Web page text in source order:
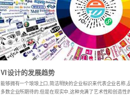
VI设计的发展趋势
能够拥有一个琅琅上口,简洁明快的企业标识来代表企业名称,
多数企业所期待的.但是在现实中,这种充满了艺术性和创造性